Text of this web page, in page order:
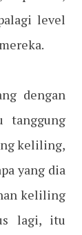
level
dengan
tanggung
keliling,
yang dia
keliling
lagi, itu